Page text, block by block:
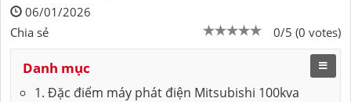
06/01/2026
0/5 (0 votes)
Chia sẻ
Danh mục
1. Đặc điểm máy phát điện Mitsubishi 100kva